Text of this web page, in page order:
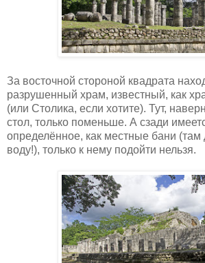
За восточной стороной квадрата
разрушенный храм, известный, как
(или Столика, если хотите). Тут,
стол, только поменьше. А сзади
определённое, как местные бани (там
воду!), только к нему подойти нельзя.